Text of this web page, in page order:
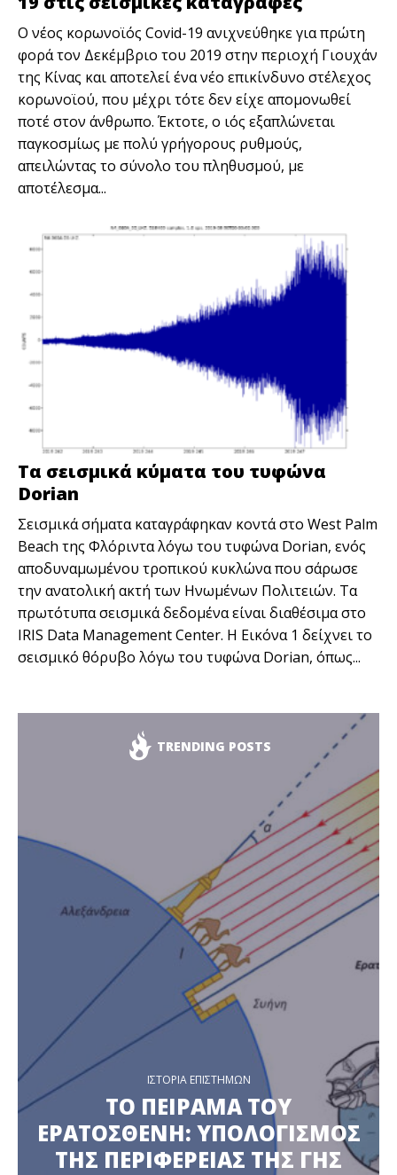
Ο νέος κορωνοϊός Covid-19 ανιχνεύθηκε για πρώτη
φορά τον Δεκέμβριο του 2019 στην περιοχή Γιουχάν
της Κίνας και αποτελεί ένα νέο επικίνδυνο στέλεχος
κορωνοϊού, που μέχρι τότε δεν είχε απομονωθεί
ποτέ στον άνθρωπο. Έκτοτε, ο ιός εξαπλώνεται
παγκοσμίως με πολύ γρήγορους ρυθμούς,
απειλώντας το σύνολο του πληθυσμού, με
αποτέλεσμα...
Τα σεισμικά κύματα του τυφώνα
Dorian
Σεισμικά σήματα καταγράφηκαν κοντά στο West Palm
Beach της Φλόριντα λόγω του τυφώνα Dorian, ενός
αποδυναμωμένου τροπικού κυκλώνα που σάρωσε
την ανατολική ακτή των Ηνωμένων Πολιτειών. Τα
πρωτότυπα σεισμικά δεδομένα είναι διαθέσιμα στο
ΙRIS Data Management Center. Η Εικόνα 1 δείχνει το
σεισμικό θόρυβο λόγω του τυφώνα Dorian, όπως...
TRENDING POSTS
ΙΣΤΟΡΙΑ ΕΠΙΣΤΗΜΩΝ
ΤΟ ΠΕΙΡΑΜΑ ΤΟΥ
ΕΡΑΤΟΣΘΕΝΗ: ΥΠΟΛΟΓΙΣΜΟΣ
ΤΗΣ ΠΕΡΙΦΕΡΕΙΑΣ ΤΗΣ ΓΗΣ